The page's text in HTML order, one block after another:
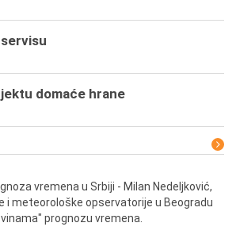
domaće hrane
vremena u Srbiji - Milan Nedeljković,
i meteorološke opservatorije u Beogradu
prognozu vremena.